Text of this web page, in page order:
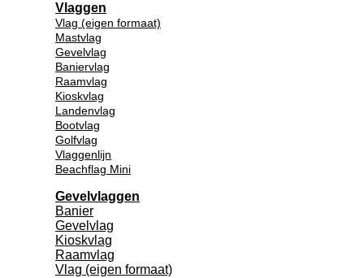
Vlaggen
Vlag (eigen formaat)
Mastvlag
Gevelvlag
Baniervlag
Raamvlag
Kioskvlag
Landenvlag
Bootvlag
Golfvlag
Vlaggenlijn
Beachflag Mini
Gevelvlaggen
Banier
Gevelvlag
Kioskvlag
Raamvlag
Vlag (eigen formaat)